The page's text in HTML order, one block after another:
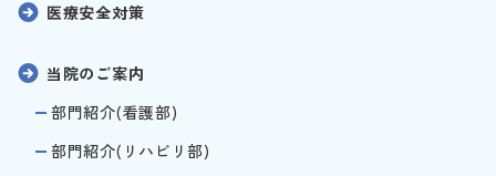
医療安全対策
当院のご案内
部門紹介(看護部)
部門紹介(リハビリ部)